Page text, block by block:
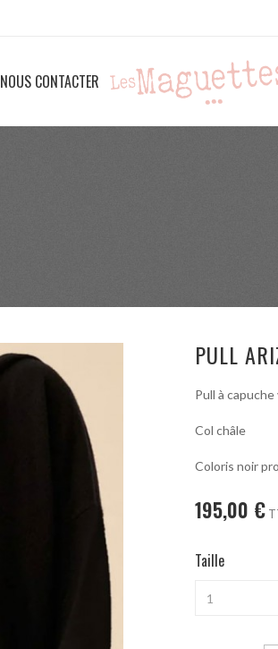
NOUS CONTACTER
PULL
Pull à
Col châle
Coloris noir
195,00 €
Taille